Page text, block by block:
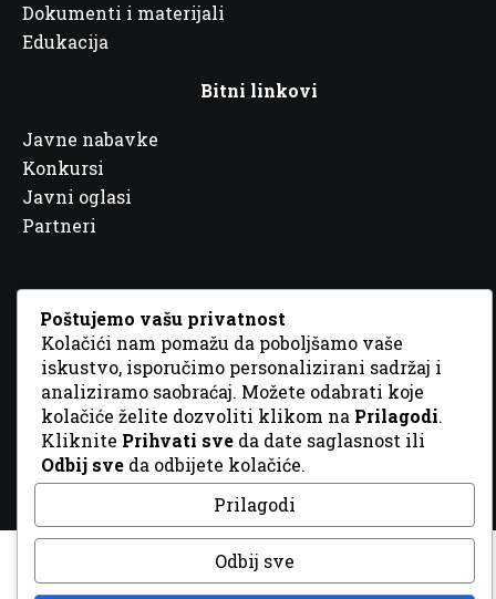
Dokumenti i materijali
Edukacija
Bitni linkovi
Javne nabavke
Konkursi
Javni oglasi
Partneri
© 2026 Sva prava zadržana. DizajnGordonDM
Poštujemo vašu privatnost
Kolačići nam pomažu da poboljšamo vaše
iskustvo, isporučimo personalizirani sadržaj i
analiziramo saobraćaj. Možete odabrati koje
kolačiće želite dozvoliti klikom na Prilagodi.
Kliknite Prihvati sve da date saglasnost ili
Odbij sve da odbijete kolačiće.
Prilagodi
Odbij sve